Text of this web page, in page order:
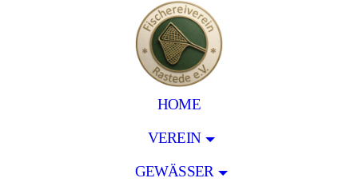
HOME
VEREIN
GEWÄSSER